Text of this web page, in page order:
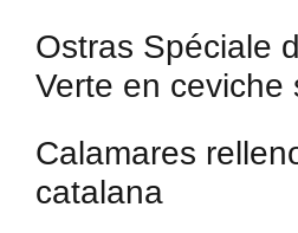
Ostras Spéciale
Verte en ceviche
Calamares
catalana